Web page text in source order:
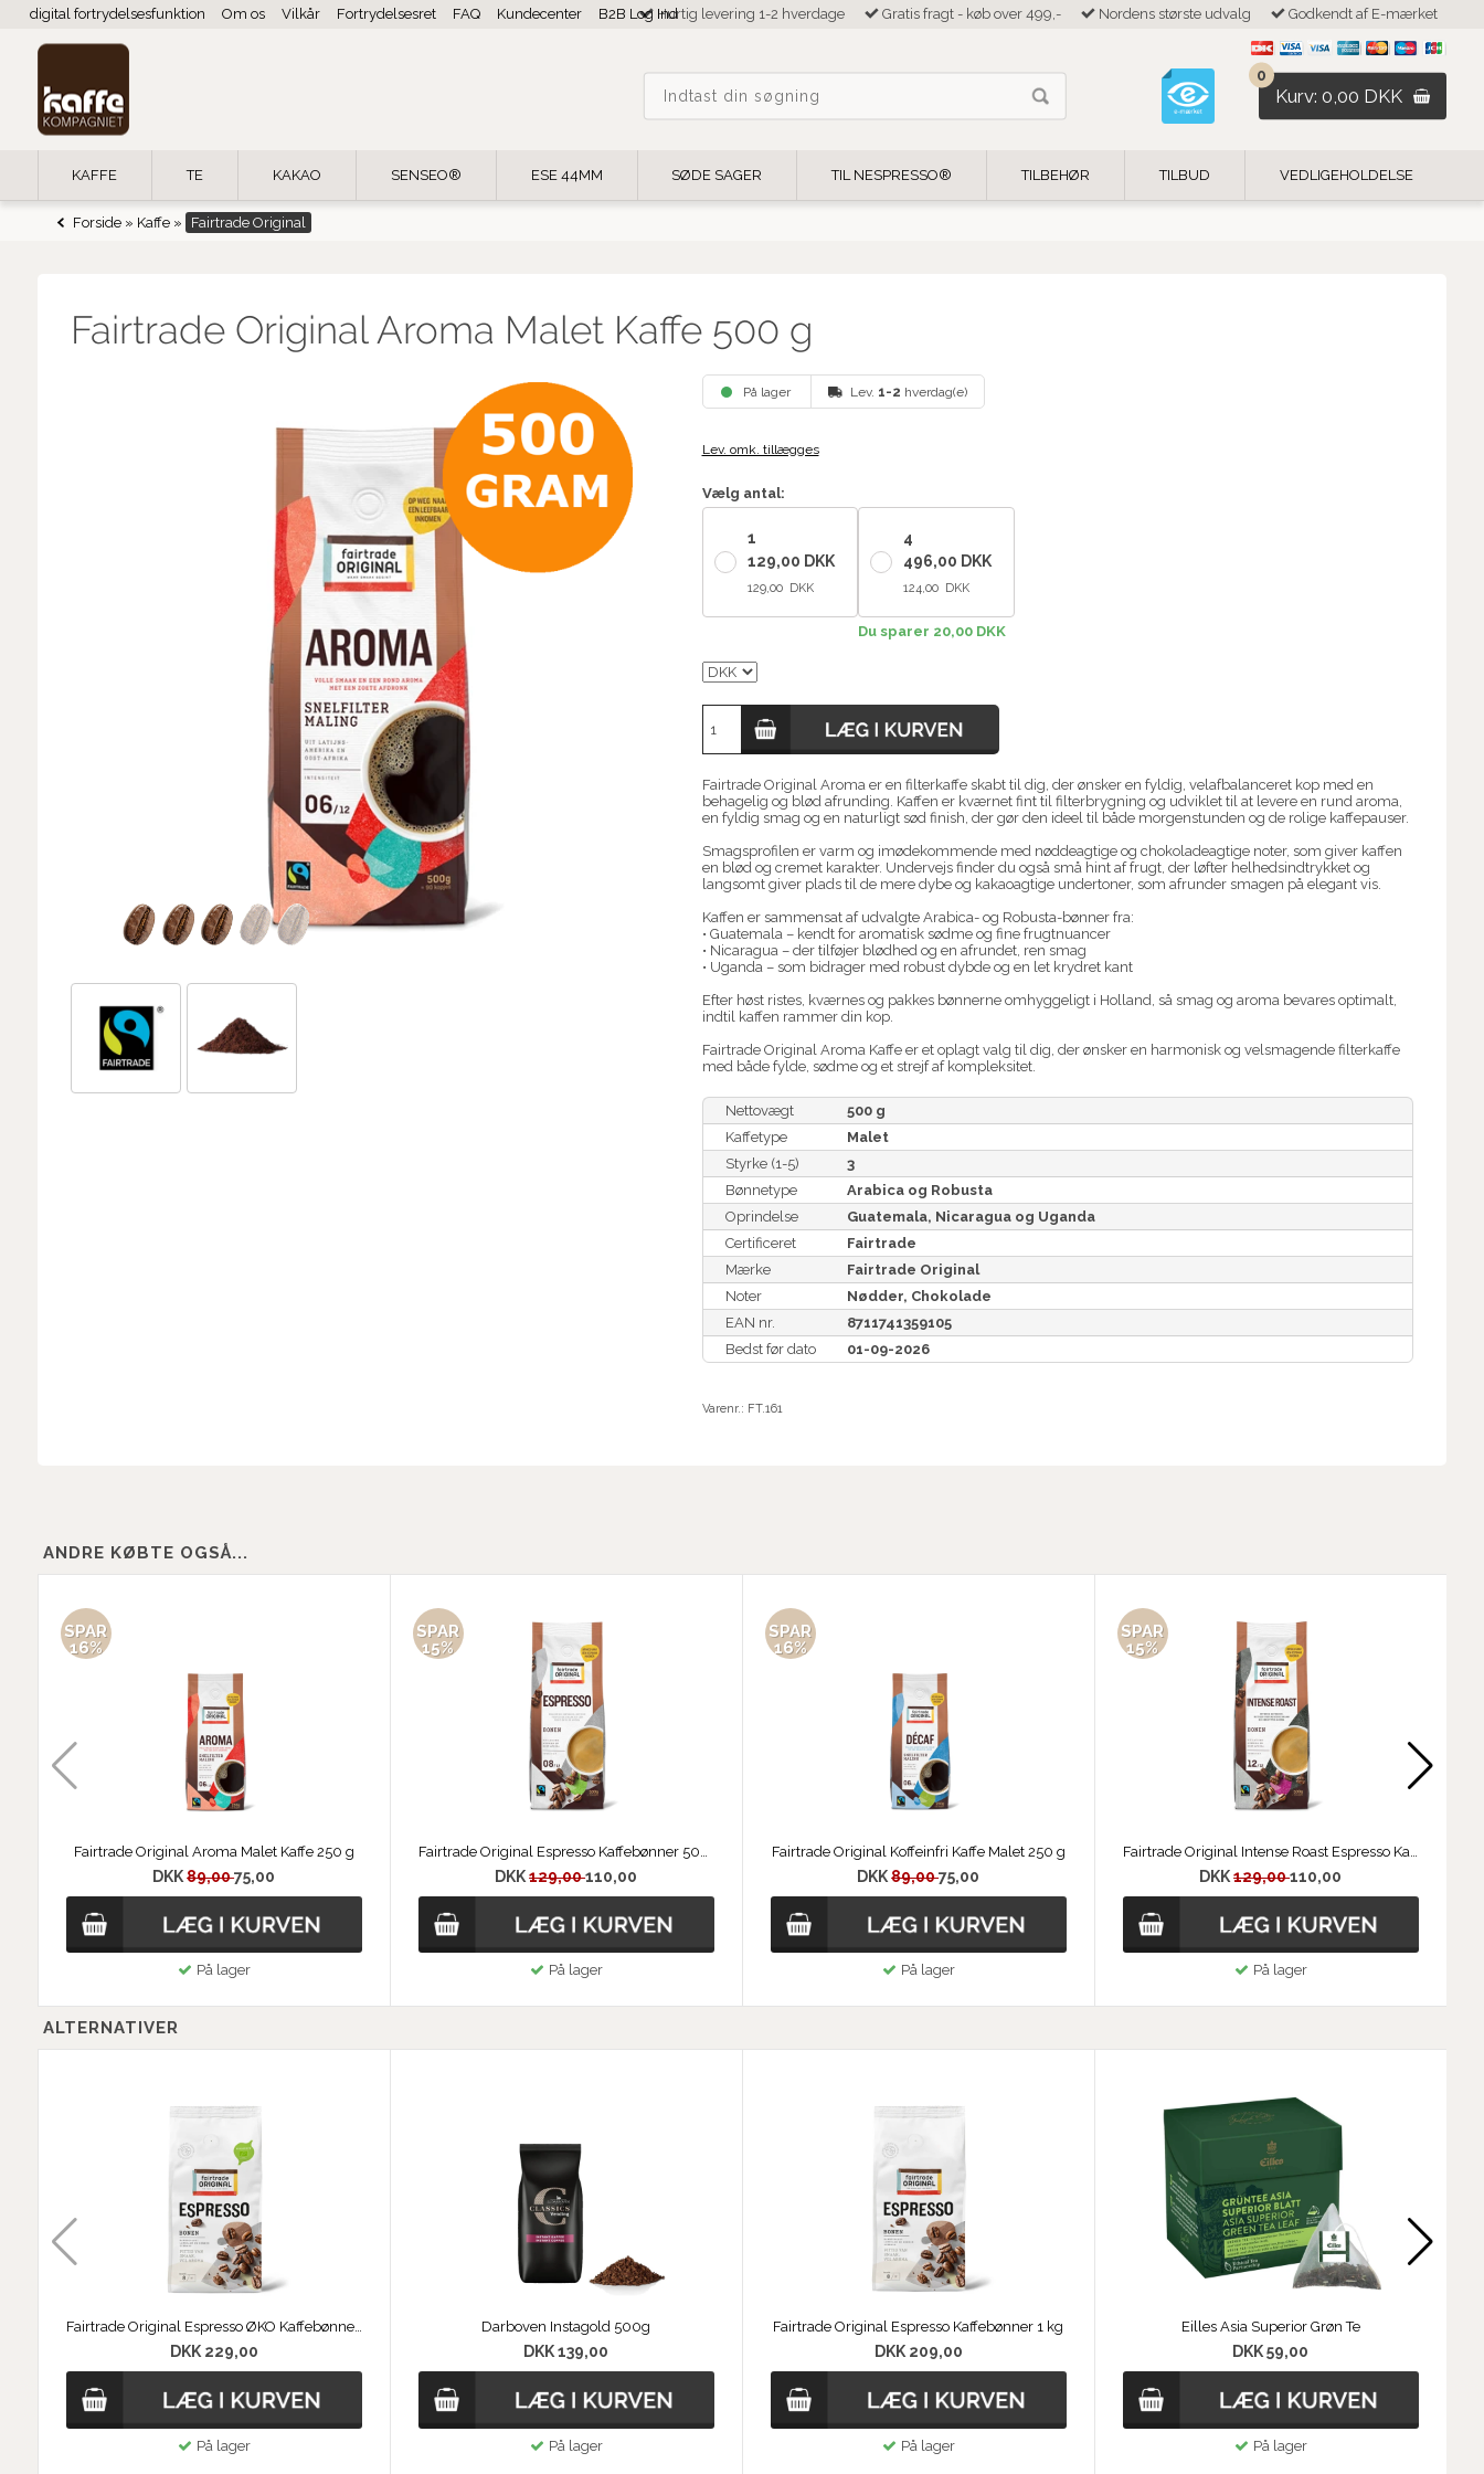
digital fortrydelsesfunktion Om os Vilkår Fortrydelsesret FAQ Kundecenter B2B Log IndHurtig levering 1-2 hverdage Gratis fragt - køb over 499,- Nordens største udvalg Godkendt af E-mærket
0
Kurv: 0,00 DKK
KAFFE TE KAKAO SENSEO® ESE 44MM SØDE SAGER TIL NESPRESSO® TILBEHØR TILBUD VEDLIGEHOLDELSE
Forside» Kaffe» Fairtrade Original
Fairtrade Original Aroma Malet Kaffe 500 g
På lager Lev. 1-2 hverdag(e)
Lev. omk. tillægges
Vælg antal:
1
129,00 DKK
129,00 DKK
4
496,00 DKK
124,00 DKK
Du sparer 20,00 DKK
Fairtrade Original Aroma er en filterkaffe skabt til dig, der ønsker en fyldig, velafbalanceret kop med en
behagelig og blød afrunding. Kaffen er kværnet fint til filterbrygning og udviklet til at levere en rund aroma,
en fyldig smag og en naturligt sød finish, der gør den ideel til både morgenstunden og de rolige kaffepauser.
Smagsprofilen er varm og imødekommende med nøddeagtige og chokoladeagtige noter, som giver kaffen
en blød og cremet karakter. Undervejs finder du også små hint af frugt, der løfter helhedsindtrykket og
langsomt giver plads til de mere dybe og kakaoagtige undertoner, som afrunder smagen på elegant vis.
Kaffen er sammensat af udvalgte Arabica- og Robusta-bønner fra:
• Guatemala – kendt for aromatisk sødme og fine frugtnuancer
• Nicaragua – der tilføjer blødhed og en afrundet, ren smag
• Uganda – som bidrager med robust dybde og en let krydret kant
Efter høst ristes, kværnes og pakkes bønnerne omhyggeligt i Holland, så smag og aroma bevares optimalt,
indtil kaffen rammer din kop.
Fairtrade Original Aroma Kaffe er et oplagt valg til dig, der ønsker en harmonisk og velsmagende filterkaffe
med både fylde, sødme og et strejf af kompleksitet.
Nettovægt
500 g
Kaffetype
Malet
Styrke (1-5)
3
Bønnetype
Arabica og Robusta
Oprindelse
Guatemala, Nicaragua og Uganda
Certificeret
Fairtrade
Mærke
Fairtrade Original
Noter
Nødder, Chokolade
EAN nr.
8711741359105
Bedst før dato
01-09-2026
Varenr.: FT.161
ANDRE KØBTE OGSÅ...
SPAR
16%
Fairtrade Original Aroma Malet Kaffe 250 g
DKK89,0075,00
På lager
SPAR
15%
Fairtrade Original Espresso Kaffebønner 500 g
DKK129,00110,00
På lager
SPAR
16%
Fairtrade Original Koffeinfri Kaffe Malet 250 g
DKK89,0075,00
På lager
SPAR
15%
Fairtrade Original Intense Roast Espresso Kaffebønner 500 g
DKK129,00110,00
På lager
ALTERNATIVER
Fairtrade Original Espresso ØKO Kaffebønner 1 kg
DKK 229,00
På lager
Darboven Instagold 500g
DKK 139,00
På lager
Fairtrade Original Espresso Kaffebønner 1 kg
DKK 209,00
På lager
Eilles Asia Superior Grøn Te
DKK 59,00
På lager